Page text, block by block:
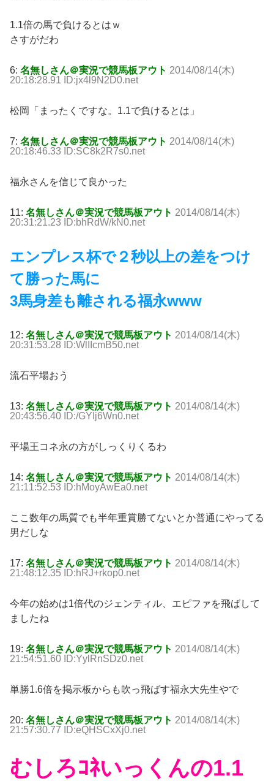
1.1倍の馬で負けるとはｗ
さすがだわ
6: 名無しさん＠実況で競馬板アウト 2014/08/14(木)
20:18:28.91 ID:jx4l9N2D0.net
松岡「まったくですな。1.1で負けるとは」
7: 名無しさん＠実況で競馬板アウト 2014/08/14(木)
20:18:46.33 ID:SC8k2R7s0.net
福永さんを信じて良かった
11: 名無しさん＠実況で競馬板アウト 2014/08/14(木)
20:31:21.23 ID:bhRdW/kN0.net
エンプレス杯で２秒以上の差をつけ
て勝った馬に
3馬身差も離される福永www
12: 名無しさん＠実況で競馬板アウト 2014/08/14(木)
20:31:53.28 ID:WlIIcmB50.net
流石平場おう
13: 名無しさん＠実況で競馬板アウト 2014/08/14(木)
20:43:56.40 ID:/GYIj6Wn0.net
平場王コネ永の方がしっくりくるわ
14: 名無しさん＠実況で競馬板アウト 2014/08/14(木)
21:11:52.53 ID:hMoyAwEa0.net
ここ数年の馬質でも半年重賞勝てないとか普通にやってる
男だしな
17: 名無しさん＠実況で競馬板アウト 2014/08/14(木)
21:48:12.35 ID:hRJ+rkop0.net
今年の始めは1倍代のジェンティル、エピファを飛ばして
ましたね
19: 名無しさん＠実況で競馬板アウト 2014/08/14(木)
21:54:51.60 ID:YylRnSDz0.net
単勝1.6倍を掲示板からも吹っ飛ばす福永大先生やで
20: 名無しさん＠実況で競馬板アウト 2014/08/14(木)
21:57:30.77 ID:eQHSCxXj0.net
むしろｺﾈいっくんの1.1